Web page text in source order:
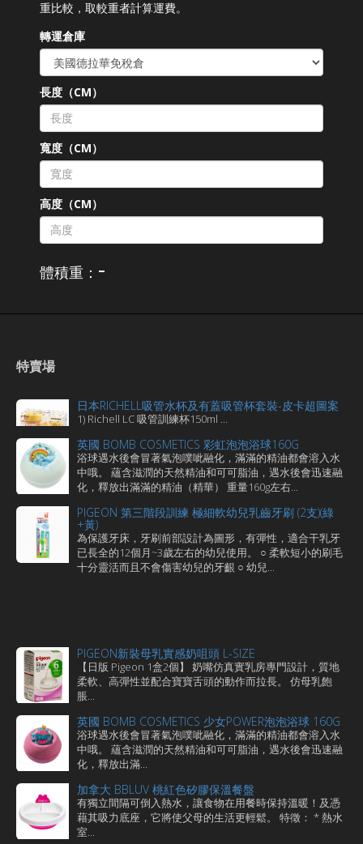
重比較，取較重者計算運費。
轉運倉庫
長度（CM）
寬度（CM）
高度（CM）
體積重： -
特賣場
日本RICHELL吸管水杯及有蓋吸管杯套裝-皮卡超圖案
1) Richell LC 吸管訓練杯150ml ...
英國 BOMB COSMETICS 彩虹泡泡浴球160G
浴球遇水後會冒著氣泡噗呲融化，滿滿的精油都會溶入水
中哦。 蘊含滋潤的天然精油和可可脂油，遇水後會迅速融
化，釋放出滿滿的精油（精華） 重量160g左右...
PIGEON 第三階段訓練 極細軟幼兒乳齒牙刷 (2支)(綠
+黃)
為保護牙床，牙刷前部設計為圖形，有彈性，適合干乳牙
已長全的12個月~3歲左右的幼兒使用。 ○ 柔軟短小的刷毛
十分靈活而且不會傷害幼兒的牙齦 ○ 幼兒...
PIGEON新裝母乳實感奶咀頭 L-SIZE
【日版 Pigeon 1盒2個】 奶嘴仿真實乳房專門設計，質地
柔軟、高彈性並配合寶寶舌頭的動作而拉長。 仿母乳飽
脹...
英國 BOMB COSMETICS 少女POWER泡泡浴球 160G
浴球遇水後會冒著氣泡噗呲融化，滿滿的精油都會溶入水
中哦。 蘊含滋潤的天然精油和可可脂油，遇水後會迅速融
化，釋放出滿...
加拿大 BBLUV 桃紅色矽膠保溫餐盤
有獨立間隔可倒入熱水，讓食物在用餐時保持溫暖！及憑
藉其吸力底座，它將使父母的生活更輕鬆。 特徵： * 熱水
室...